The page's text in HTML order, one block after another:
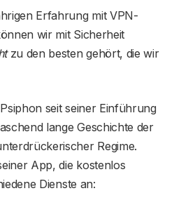
Erfahrung mit VPN-
wir mit Sicherheit
zu den besten gehört, die wir
seit seiner Einführung
lange Geschichte der
Regime.
App, die kostenlos
Dienste an: